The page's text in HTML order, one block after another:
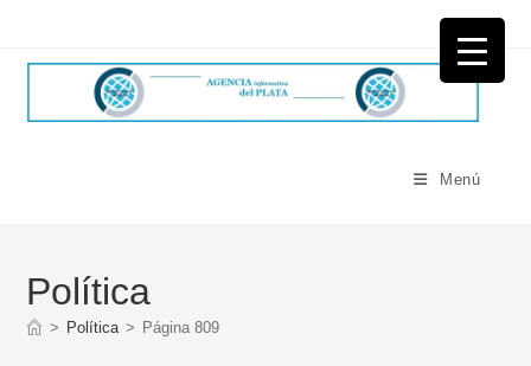
Menú
Política
> Política > Página 809